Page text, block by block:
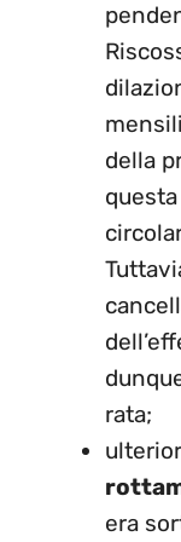
della
rata;
era